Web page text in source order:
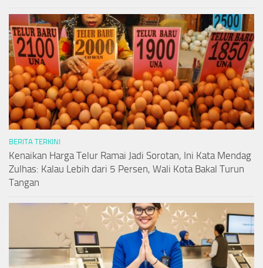
BERITA TERKINI
Kenaikan Harga Telur Ramai Jadi Sorotan, Ini Kata Mendag
Zulhas: Kalau Lebih dari 5 Persen, Wali Kota Bakal Turun
Tangan